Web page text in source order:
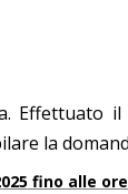
Effettuato
la
fino alle